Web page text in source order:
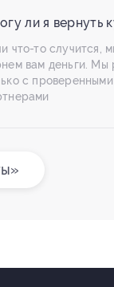
ли я вернуть
что-то случится,
вам деньги. Мы
с